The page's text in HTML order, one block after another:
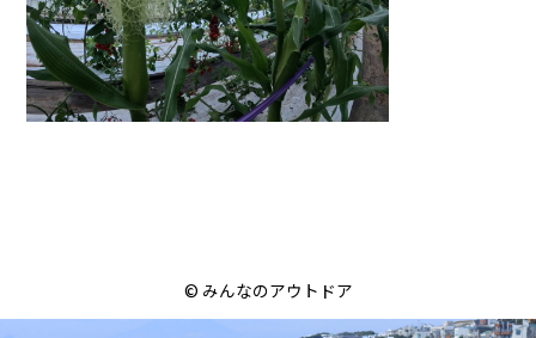
© みんなのアウトドア